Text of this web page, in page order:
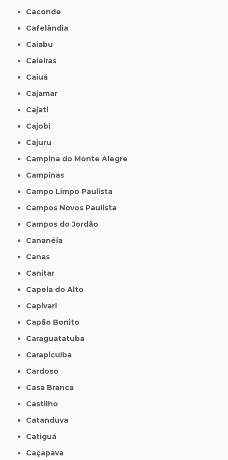
Caconde
Cafelândia
Caiabu
Caieiras
Caiuá
Cajamar
Cajati
Cajobi
Cajuru
Campina do Monte Alegre
Campinas
Campo Limpo Paulista
Campos Novos Paulista
Campos do Jordão
Cananéia
Canas
Canitar
Capela do Alto
Capivari
Capão Bonito
Caraguatatuba
Carapicuíba
Cardoso
Casa Branca
Castilho
Catanduva
Catiguá
Caçapava